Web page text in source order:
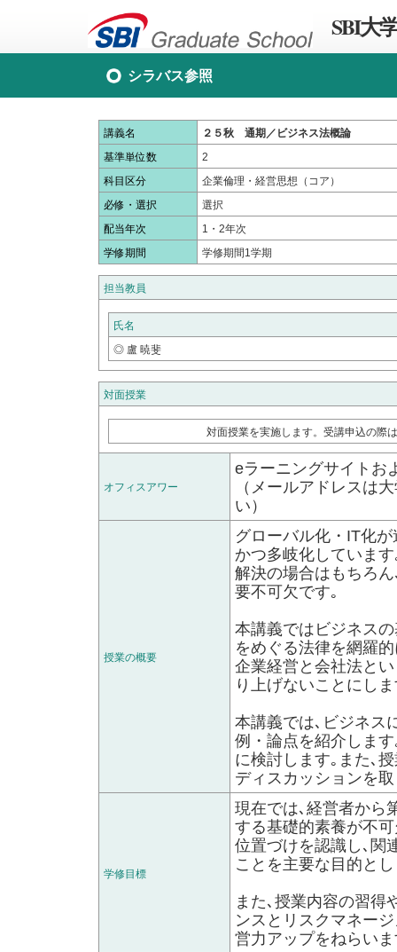
SBI大
シラバス参照
講義名
２５秋 通期／ビジネス法概論
基準単位数
2
科目区分
企業倫理・経営思想（コア）
必修・選択
選択
配当年次
1・2年次
学修期間
学修期間1学期
担当教員
氏名
◎ 盧 暁斐
対面授業
対面授業を実施します。受講申込の際
オフィスアワー
eラーニングサイトお
（メールアドレスは
い）
授業の概要
グローバル化・IT化
かつ多岐化していま
解決の場合はもちろ
要不可欠です｡
本講義ではビジネス
をめぐる法律を網羅
企業経営と会社法と
り上げないことにし
本講義では､ビジネス
例・論点を紹介しま
に検討します｡また､
ディスカッションを
学修目標
現在では､経営者から
する基礎的素養が不
位置づけを認識し､関
ことを主要な目的と
また､授業内容の習得
ンスとリスクマネー
営力アップをねらいま